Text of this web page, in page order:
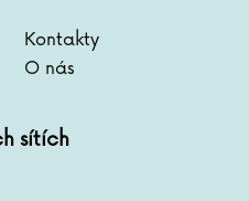
Kontakty
O nás
sítích